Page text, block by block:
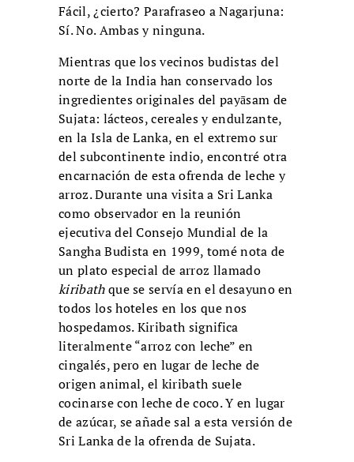
Fácil, ¿cierto? Parafraseo a Nagarjuna:
Sí. No. Ambas y ninguna.
Mientras que los vecinos budistas del
norte de la India han conservado los
ingredientes originales del payāsam de
Sujata: lácteos, cereales y endulzante,
en la Isla de Lanka, en el extremo sur
del subcontinente indio, encontré otra
encarnación de esta ofrenda de leche y
arroz. Durante una visita a Sri Lanka
como observador en la reunión
ejecutiva del Consejo Mundial de la
Sangha Budista en 1999, tomé nota de
un plato especial de arroz llamado
kiribathque se servía en el desayuno en
todos los hoteles en los que nos
hospedamos. Kiribath significa
literalmente “arroz con leche” en
cingalés, pero en lugar de leche de
origen animal, el kiribath suele
cocinarse con leche de coco. Y en lugar
de azúcar, se añade sal a esta versión de
Sri Lanka de la ofrenda de Sujata.